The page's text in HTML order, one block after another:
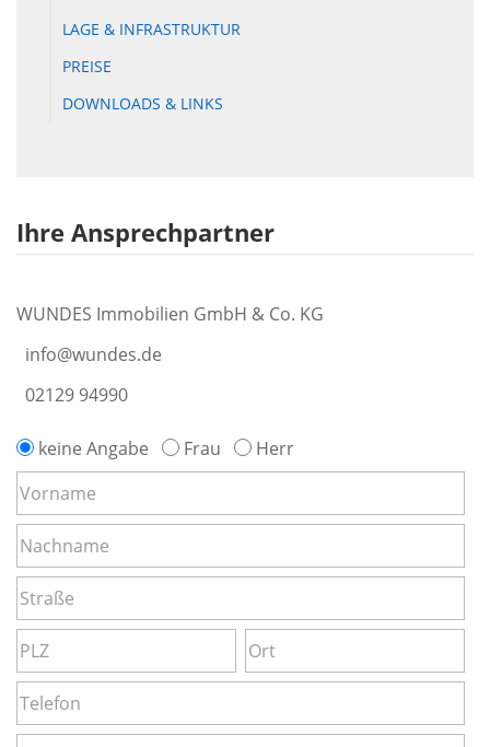
LAGE & INFRASTRUKTUR
PREISE
DOWNLOADS & LINKS
Ihre Ansprechpartner
WUNDES Immobilien GmbH & Co. KG
info@wundes.de
02129 94990
keine Angabe Frau Herr